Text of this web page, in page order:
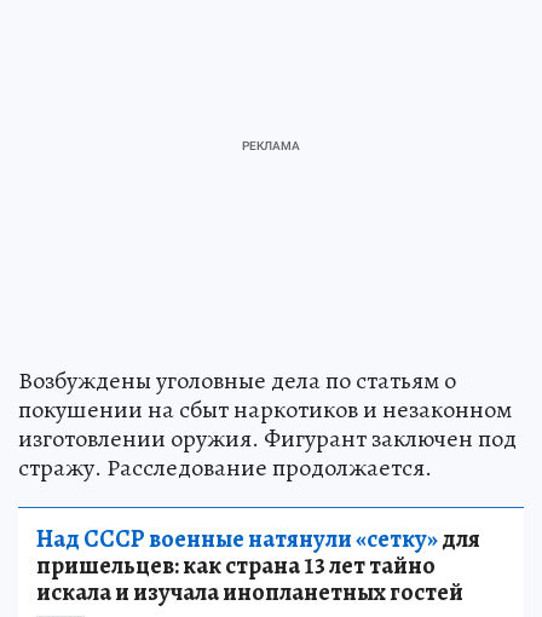
Возбуждены уголовные дела по статьям о
покушении на сбыт наркотиков и незаконном
изготовлении оружия. Фигурант заключен под
стражу. Расследование продолжается.
Над СССР военные натянули «сетку»для
пришельцев: как страна 13 лет тайно
искала и изучала инопланетных гостей